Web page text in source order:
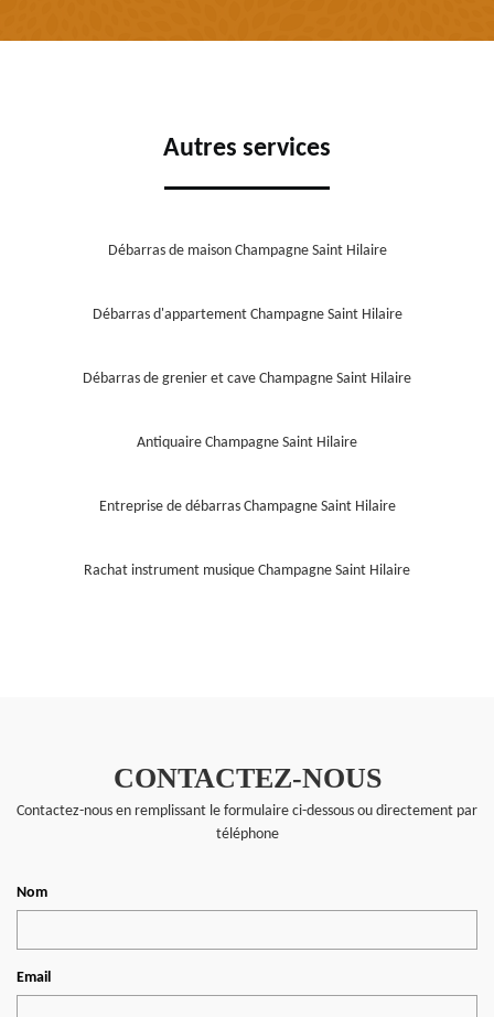
Autres services
Débarras de maison Champagne Saint Hilaire
Débarras d'appartement Champagne Saint Hilaire
Débarras de grenier et cave Champagne Saint Hilaire
Antiquaire Champagne Saint Hilaire
Entreprise de débarras Champagne Saint Hilaire
Rachat instrument musique Champagne Saint Hilaire
CONTACTEZ-NOUS
Contactez-nous en remplissant le formulaire ci-dessous ou directement par
téléphone
Nom
Email